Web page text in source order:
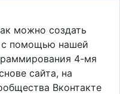
можно создать
с помощью нашей
4-мя
сайта, на
Вконтакте